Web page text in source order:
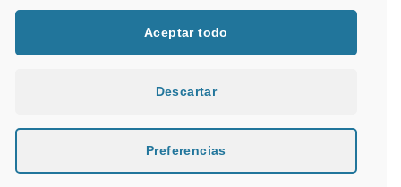
Aceptar todo
Descartar
Preferencias